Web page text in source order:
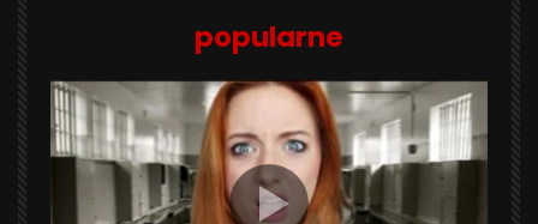
popularne